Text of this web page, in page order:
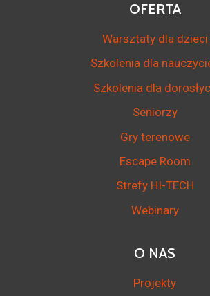
OFERTA
Warsztaty dla dzieci
Szkolenia dla
Szkolenia dla
Seniorzy
Gry terenowe
Escape Room
Strefy HI-TECH
Webinary
O NAS
Projekty